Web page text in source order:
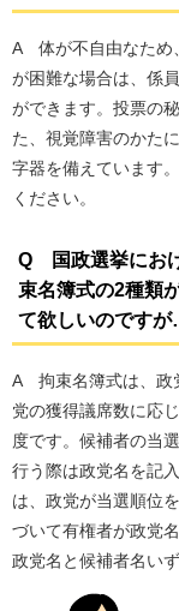
A 体が不自由なため
が困難な場合は、係
ができます。投票の
た、視覚障害のかた
字器を備えています
ください。
Q 国政選挙にお
束名簿式の2種類
て欲しいのです
A 拘束名簿式は、政
党の獲得議席数に応
度です。候補者の当
行う際は政党名を記
は、政党が当選順位
づいて有権者が政党
政党名と候補者名い